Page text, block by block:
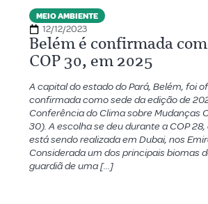
MEIO AMBIENTE
12/12/2023
Belém é confirmada
COP 30, em 2025
A capital do estado do Pará, Belém, foi
confirmada como sede da edição de
Conferência do Clima sobre Mudanças
30). A escolha se deu durante a COP
está sendo realizada em Dubai, nos
Considerada um dos principais biomas
guardiã de uma […]